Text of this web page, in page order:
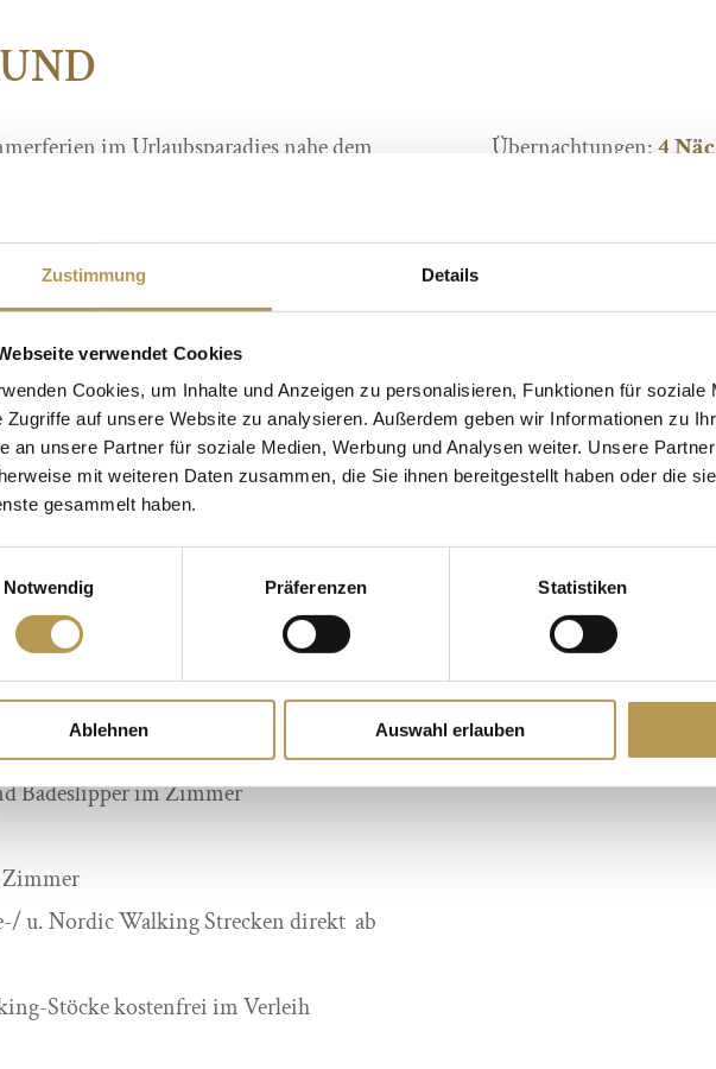
Zustimmung Details
verwendet Cookies
Cookies, um Inhalte und Anzeigen zu personalisieren, Funktionen für soziale
Zugriffe auf unsere Website zu analysieren. Außerdem geben wir Informationen zu
an unsere Partner für soziale Medien, Werbung und Analysen weiter. Unsere
mit weiteren Daten zusammen, die Sie ihnen bereitgestellt haben oder die
gesammelt haben.
Notwendig
Präferenzen Statistiken
Ablehnen Auswahl erlauben
im Urlaubsparadies nahe dem
oder Appartement mit
vom Buffet
viel Platz zum Spielen
unseren Zwergponys Tim & Tom
wie Aquafitness & Yoga*
mit lichtdurchfluteten
beheizt), verschiedene Saunen
Luftkurort mitten in der Natur
und Sanddünen
Badeslipper im Zimmer
u. Nordic Walking Strecken direkt ab
Stöcke kostenfrei im Verleih
Übernachtungen:4
Reisezeitraum: